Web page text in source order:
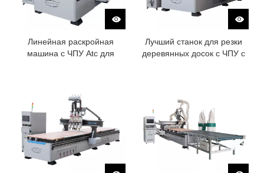
Линейная раскройная
машина с ЧПУ Atc для
Лучший станок для резки
деревянных досок с ЧПУ с